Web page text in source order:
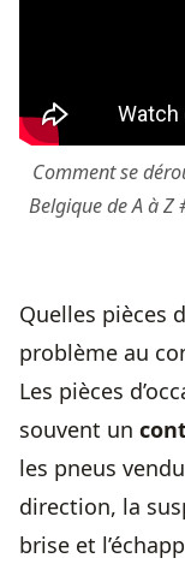
Comment se
Belgique de A à
Quelles pièces
problème au
Les pièces
souvent un
les pneus
direction, la
brise et